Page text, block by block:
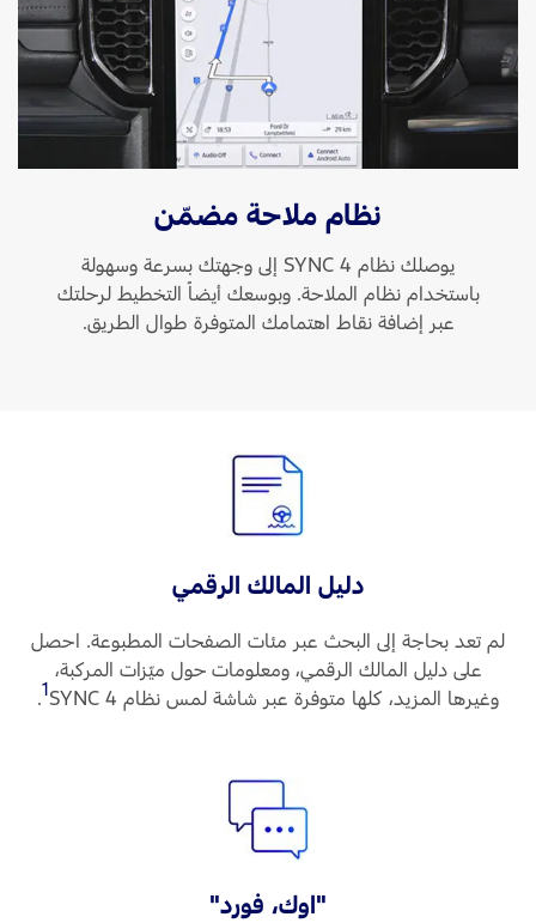
نظام ملاحة مضمّن
يوصلك نظام SYNC 4 إلى وجهتك بسرعة وسهولة
باستخدام نظام الملاحة. وبوسعك أيضاً التخطيط لرحلتك
عبر إضافة نقاط اهتمامك المتوفرة طوال الطريق.
دليل المالك الرقمي
لم تعد بحاجة إلى البحث عبر مئات الصفحات المطبوعة. احصل
على دليل المالك الرقمي، ومعلومات حول ميّزات المركبة،
وغيرها المزيد، كلها متوفرة عبر شاشة لمس نظام SYNC 4
1
‏.
"اوك، فورد"